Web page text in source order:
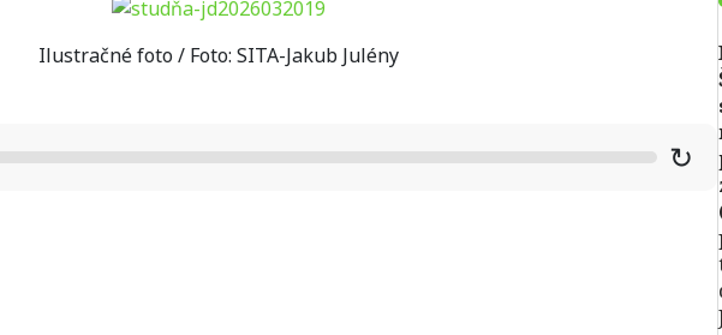
Ilustračné foto / Foto: SITA-Jakub Julény
↻